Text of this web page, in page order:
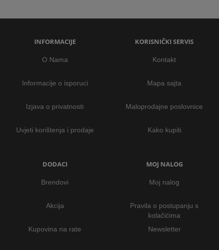
INFORMACIJE
O Nama
Informacije o isporuci
Izjava o privatnosti
Uvjeti korištenja i prodaje
KORISNIČKI SERVIS
Kontakt
Mapa sajta
Maloprodajne poslovnice
Kako kupiti
DODACI
Brendovi
Akcija
Kupovina na rate
MOJ NALOG
Moj nalog
Pravila o postupanju s
kolačićima
Newsletter